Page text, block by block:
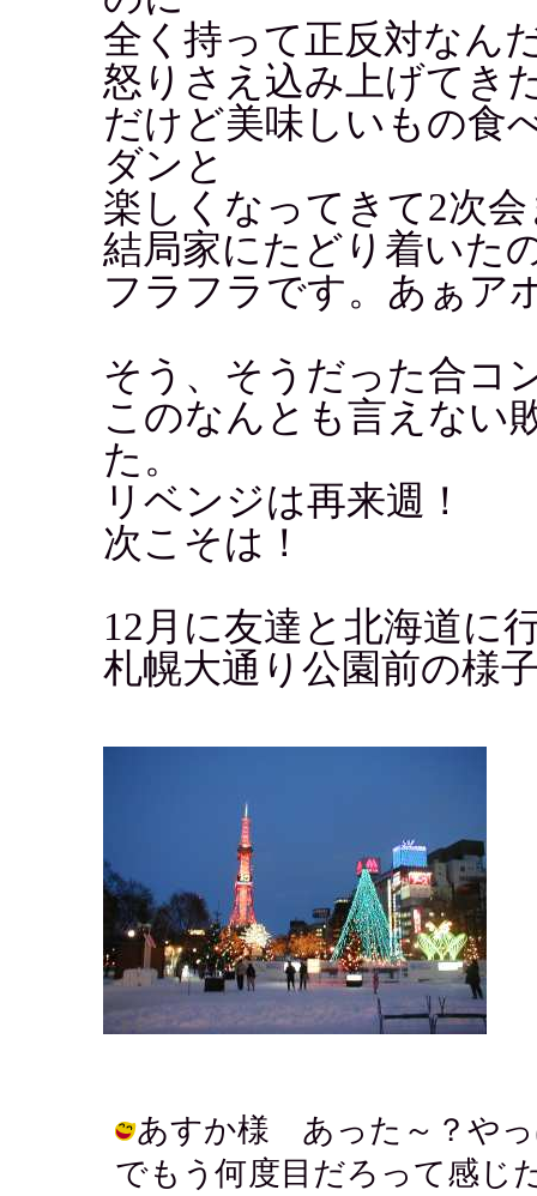
全く持って正反対なん
怒りさえ込み上げてき
だけど美味しいもの食
ダンと
楽しくなってきて2次
結局家にたどり着いた
フラフラです。あぁア
そう、そうだった合コ
このなんとも言えない
た。
リベンジは再来週！
次こそは！
12月に友達と北海道に
札幌大通り公園前の様
あすか様 あった～？やっ
でもう何度目だろって感じ